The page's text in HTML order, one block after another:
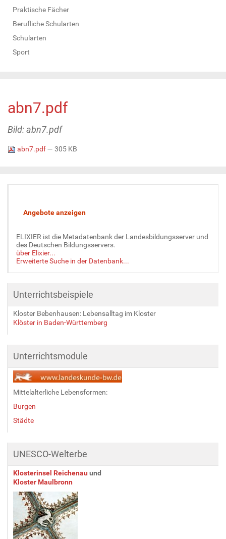
Praktische Fächer
Berufliche Schularten
Schularten
Sport
abn7.pdf
Bild: abn7.pdf
abn7.pdf— 305 KB
ELIXIER ist die Metadatenbank der Landesbildungsserver und
des Deutschen Bildungsservers.
über Elixier...
Erweiterte Suche in der Datenbank...
Unterrichtsbeispiele
Kloster Bebenhausen: Lebensalltag im Kloster
Klöster in Baden-Württemberg
Unterrichtsmodule
Mittelalterliche Lebensformen:
Burgen
Städte
UNESCO-Welterbe
Klosterinsel Reichenau und
Kloster Maulbronn